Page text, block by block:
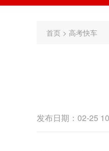
首页 > 高考快车
发布日期：02-25